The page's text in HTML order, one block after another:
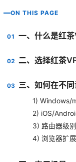
ON THIS PAGE
一、什么是红
二、选择红茶
三、如何在不
1) Windows/
2) iOS/
3) 路由器级
4) 浏览器扩